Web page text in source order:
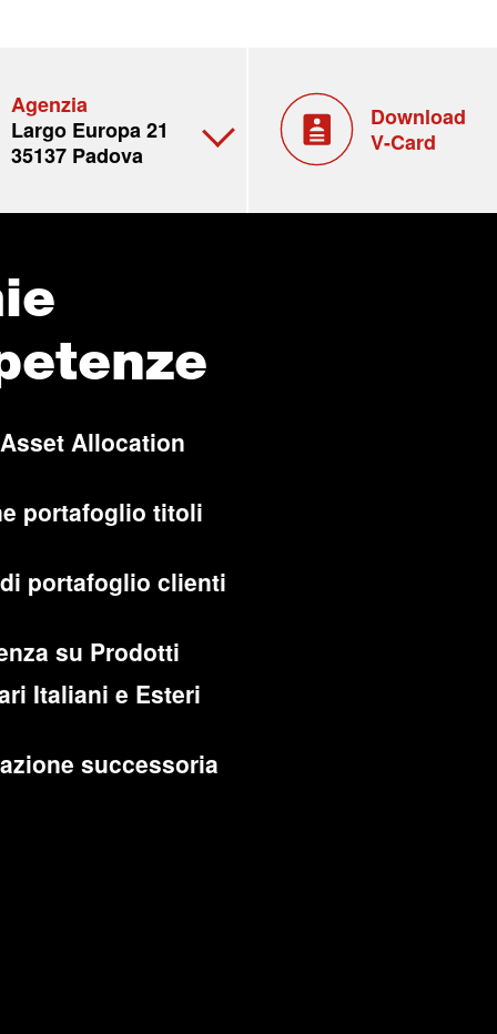
Agenzia
Largo Europa 21
35137 Padova
Download
V-Card
Allocation
portafoglio titoli
portafoglio clienti
su Prodotti
Italiani e Esteri
successoria